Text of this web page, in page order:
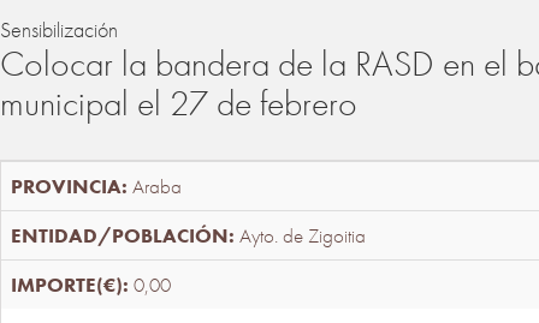
Sensibilización
Colocar la bandera de la RASD en el
municipal el 27 de febrero
Araba
Ayto. de Zigoitia
0,00